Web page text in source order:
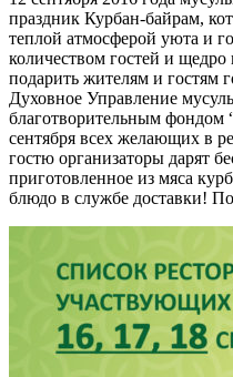
праздник Курбан-байрам,
теплой атмосферой уюта и
количеством гостей и
подарить жителям и гостям
Духовное Управление
благотворительным фондом
сентября всех желающих в
гостю организаторы дарят
приготовленное из мяса
блюдо в службе доставки!